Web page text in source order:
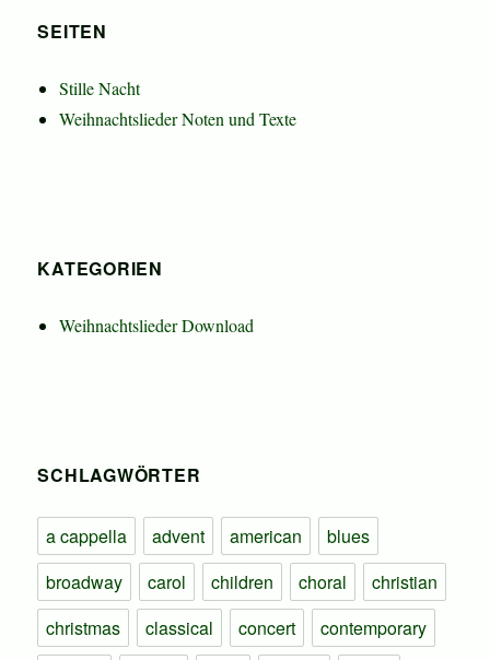
SEITEN
Stille Nacht
Weihnachtslieder Noten und Texte
KATEGORIEN
Weihnachtslieder Download
SCHLAGWÖRTER
a cappella advent american
blues
broadway
carol children choral
christian
christmas
classical concert
contemporary